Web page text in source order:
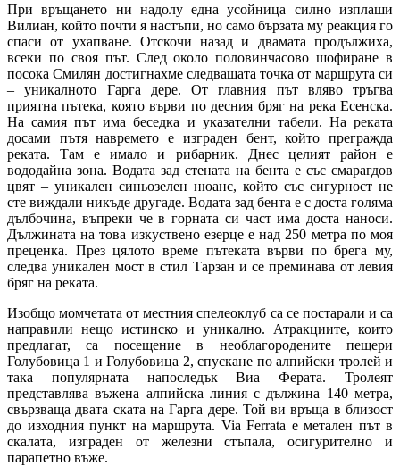
При връщането ни надолу една усойница силно изплаши
Вилиан, който почти я настъпи, но само бързата му реакция го
спаси от ухапване. Отскочи назад и двамата продължиха,
всеки по своя път. След около половинчасово шофиране в
посока Смилян достигнахме следващата точка от маршрута си
– уникалното Гарга дере. От главния път вляво тръгва
приятна пътека, която върви по десния бряг на река Есенска.
На самия път има беседка и указателни табели. На реката
досами пътя навремето е изграден бент, който прегражда
реката. Там е имало и рибарник. Днес целият район е
вододайна зона. Водата зад стената на бента е със смарагдов
цвят – уникален синьозелен нюанс, който със сигурност не
сте виждали никъде другаде. Водата зад бента е с доста голяма
дълбочина, въпреки че в горната си част има доста наноси.
Дължината на това изкуствено езерце е над 250 метра по моя
преценка. През цялото време пътеката върви по брега му,
следва уникален мост в стил Тарзан и се преминава от левия
бряг на реката.
Изобщо момчетата от местния спелеоклуб са се постарали и са
направили нещо истинско и уникално. Атракциите, които
предлагат, са посещение в необлагородените пещери
Голубовица 1 и Голубовица 2, спускане по алпийски тролей и
така популярната напоследък Виа Ферата. Тролеят
представлява въжена алпийска линия с дължина 140 метра,
свързваща двата ската на Гарга дере. Той ви връща в близост
до изходния пункт на маршрута. Via Ferrata е метален път в
скалата, изграден от железни стъпала, осигурително и
парапетно въже.